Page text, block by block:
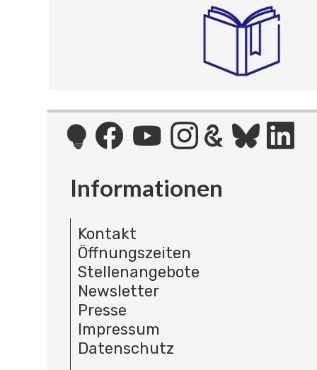
Informationen
Kontakt
Öffnungszeiten
Stellenangebote
Newsletter
Presse
Impressum
Datenschutz